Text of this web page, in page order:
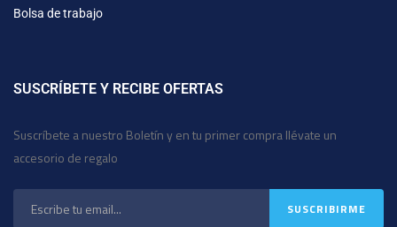
Bolsa de trabajo
SUSCRÍBETE Y RECIBE OFERTAS
Suscríbete a nuestro Boletín y en tu primer compra llévate un
accesorio de regalo